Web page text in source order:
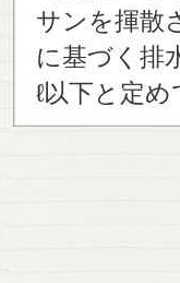
サンを揮散
に基づく排
ℓ以下と定